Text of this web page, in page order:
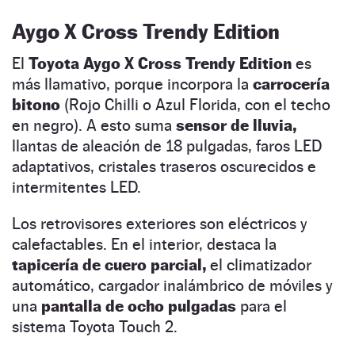
Aygo X Cross Trendy Edition
El Toyota Aygo X Cross Trendy Edition es
más llamativo, porque incorpora la carrocería
bitono (Rojo Chilli o Azul Florida, con el techo
en negro). A esto suma sensor de lluvia,
llantas de aleación de 18 pulgadas, faros LED
adaptativos, cristales traseros oscurecidos e
intermitentes LED.
Los retrovisores exteriores son eléctricos y
calefactables. En el interior, destaca la
tapicería de cuero parcial, el climatizador
automático, cargador inalámbrico de móviles y
una pantalla de ocho pulgadas para el
sistema Toyota Touch 2.